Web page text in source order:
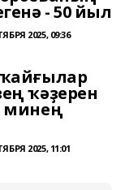
- 50 йыл
2025, 09:36
ҡәҙерен
минең
2025, 11:01